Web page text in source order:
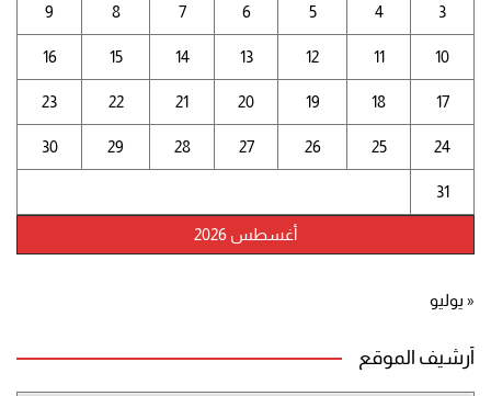
أغسطس 2026
3
4
5
6
7
8
9
10
11
12
13
14
15
16
17
18
19
20
21
22
23
24
25
26
27
28
29
30
31
« يوليو
أرشيف الموقع